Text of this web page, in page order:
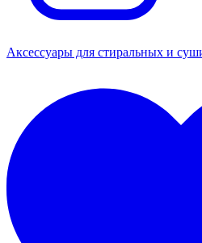
Аксессуары для стиральных и